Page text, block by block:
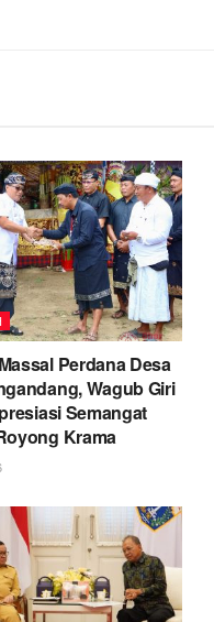
Perdana Desa
Wagub Giri
Semangat
Krama